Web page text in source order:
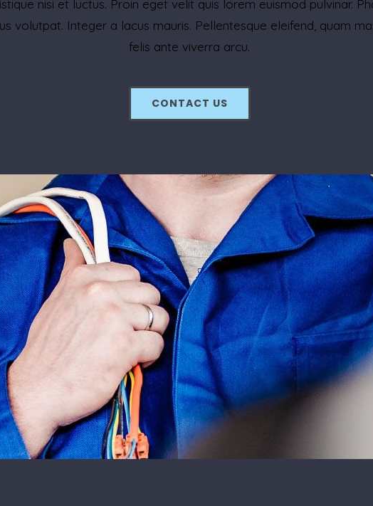
nisi et luctus. Proin eget velit quis lorem euismod pulvinar.
volutpat. Integer a lacus mauris. Pellentesque eleifend, quam
felis ante viverra arcu.
CONTACT US